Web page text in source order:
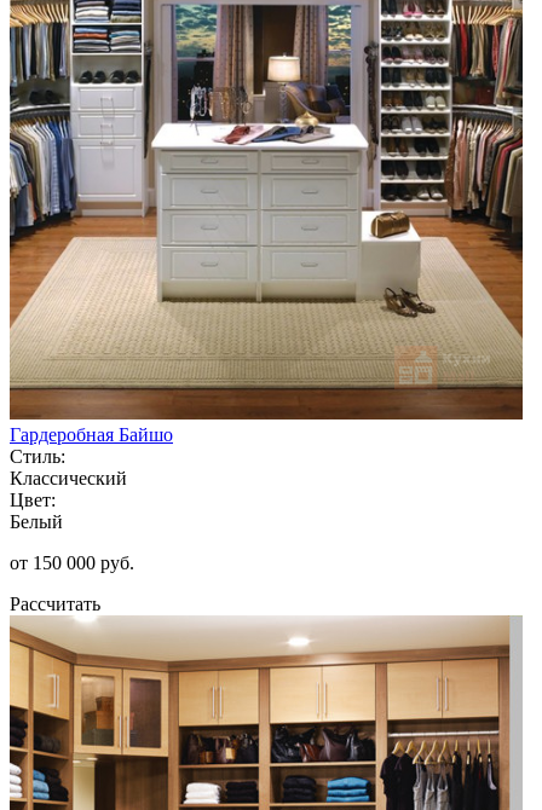
Гардеробная Байшо
Стиль:
Классический
Цвет:
Белый
от 150 000 руб.
Рассчитать